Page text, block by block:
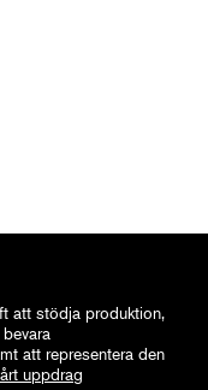
att stödja produktion,
att representera den
uppdrag